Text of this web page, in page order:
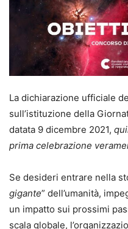
La dichiarazione ufficiale
sull’istituzione della
datata 9 dicembre 2021,
prima celebrazione
Se desideri entrare nella
gigante” dell’umanità,
un impatto sui prossimi
scala globale,